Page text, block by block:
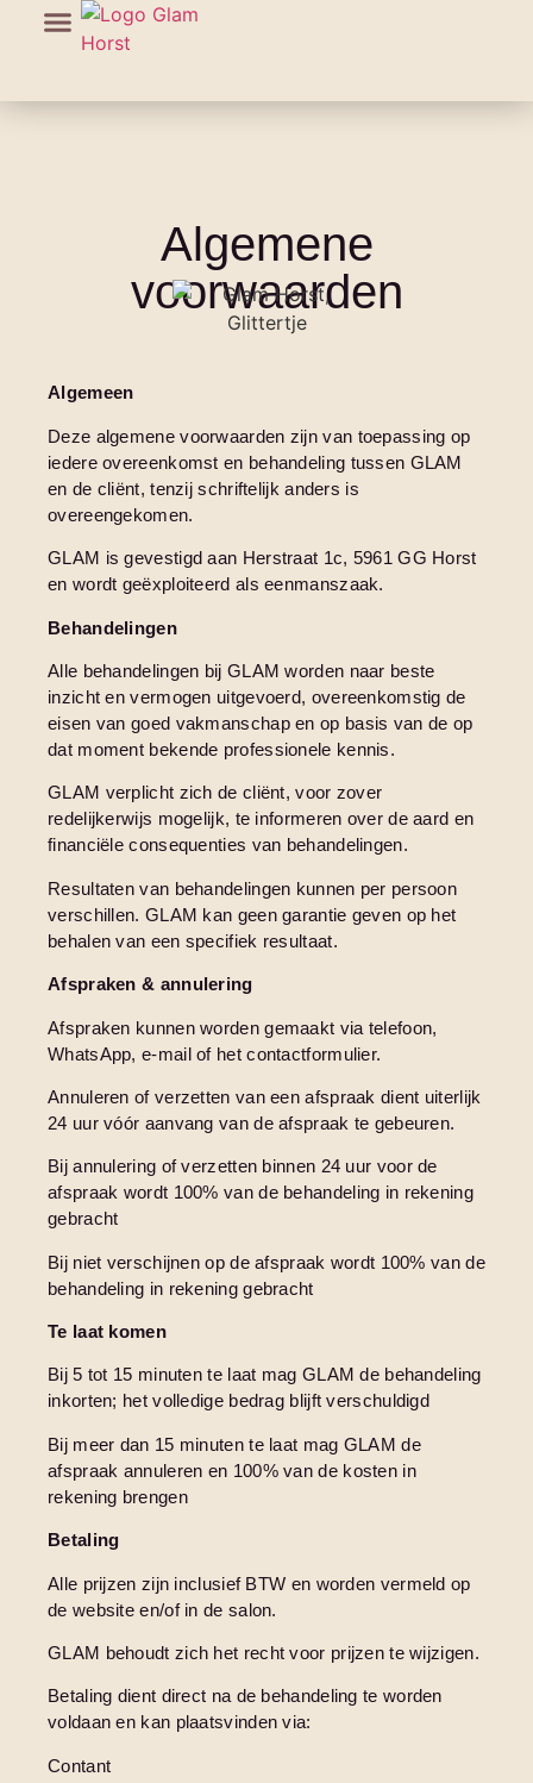
Algemene
voorwaarden
Algemeen
Deze algemene voorwaarden zijn van toepassing op
iedere overeenkomst en behandeling tussen GLAM
en de cliënt, tenzij schriftelijk anders is
overeengekomen.
GLAM is gevestigd aan Herstraat 1c, 5961 GG Horst
en wordt geëxploiteerd als eenmanszaak.
Behandelingen
Alle behandelingen bij GLAM worden naar beste
inzicht en vermogen uitgevoerd, overeenkomstig de
eisen van goed vakmanschap en op basis van de op
dat moment bekende professionele kennis.
GLAM verplicht zich de cliënt, voor zover
redelijkerwijs mogelijk, te informeren over de aard en
financiële consequenties van behandelingen.
Resultaten van behandelingen kunnen per persoon
verschillen. GLAM kan geen garantie geven op het
behalen van een specifiek resultaat.
Afspraken & annulering
Afspraken kunnen worden gemaakt via telefoon,
WhatsApp, e-mail of het contactformulier.
Annuleren of verzetten van een afspraak dient uiterlijk
24 uur vóór aanvang van de afspraak te gebeuren.
Bij annulering of verzetten binnen 24 uur voor de
afspraak wordt 100% van de behandeling in rekening
gebracht
Bij niet verschijnen op de afspraak wordt 100% van de
behandeling in rekening gebracht
Te laat komen
Bij 5 tot 15 minuten te laat mag GLAM de behandeling
inkorten; het volledige bedrag blijft verschuldigd
Bij meer dan 15 minuten te laat mag GLAM de
afspraak annuleren en 100% van de kosten in
rekening brengen
Betaling
Alle prijzen zijn inclusief BTW en worden vermeld op
de website en/of in de salon.
GLAM behoudt zich het recht voor prijzen te wijzigen.
Betaling dient direct na de behandeling te worden
voldaan en kan plaatsvinden via:
Contant